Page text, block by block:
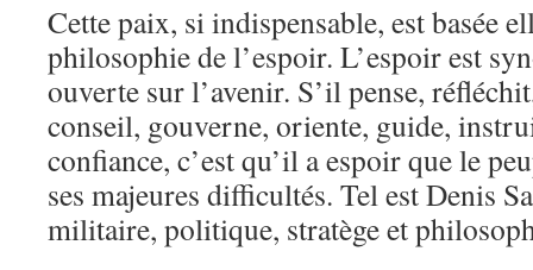
Cette paix, si indispensable, est basée
philosophie de l’espoir. L’espoir est
ouverte sur l’avenir. S’il pense,
conseil, gouverne, oriente, guide,
confiance, c’est qu’il a espoir que le
ses majeures difficultés. Tel est Denis
militaire, politique, stratège et